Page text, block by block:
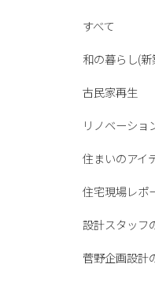
すべて
和の暮らし(新
古民家再生
リノベーショ
住まいのアイ
住宅現場レポ
設計スタッフ
菅野企画設計